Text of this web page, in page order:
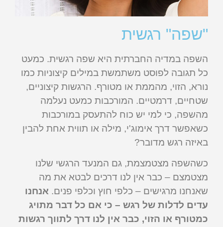
"שפה" רגשית
השפה במדיה החברתית היא שפה רגשית. כמעט
כל תגובה לפוסט משתמשת במילים קיצוניות כמו
נורא, הזוי, מהממת או מטורף. הרגשות קיצוניים,
שטחיים, דרמטיים. המורכבות כמעט נעלמה
מהשפה, כי למי יש כוח להתעסק במורכבות
כשאפשר דרך אימוג'י, מילה או תווית אחת להבין
באיזה רגש מדובר?
כשהשפה מצטמצמת, גם המנעד הרגשי שלנו
מצטמצם – כבר אין לנו דרכים לבטא את מה
שאנחנו מרגישים – כלפי חוץ וכלפי פנים. אנחנו
עדים לדלות של רגש – כי אם כל דבר מתויג
כמטורף או הזוי, כבר אין לנו דרך לתווך רגשות